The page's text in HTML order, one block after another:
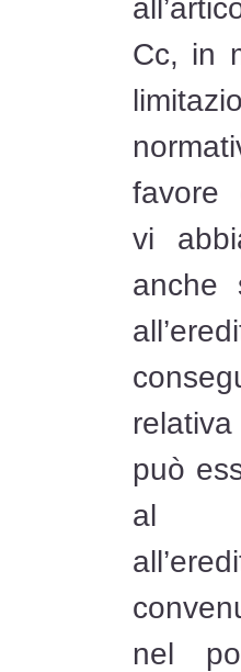
Cc, in
favore
vi
anche
può
al
nel